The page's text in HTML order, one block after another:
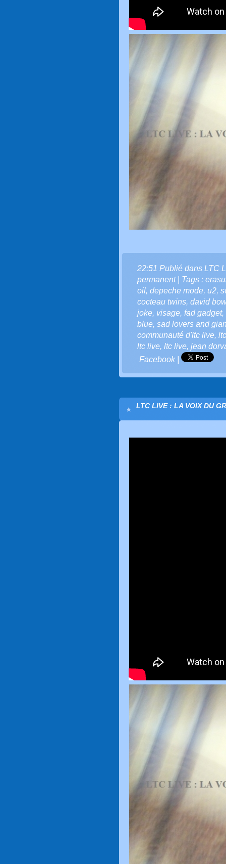
22:51 Publié dans LTC
permanent| Tags :
oil, depeche mode, u2,
cocteau twins, david
joke, visage, fad gadget,
blue, sad lovers and
communauté d'ltc live,
ltc live, ltc live, jean
Facebook|
LTC LIVE : LA VOIX DU